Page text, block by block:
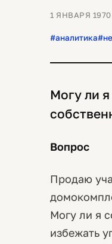
1 ЯНВАРЯ
#аналитика
Могу ли
Вопрос
Продаю
Могу ли я
избежать